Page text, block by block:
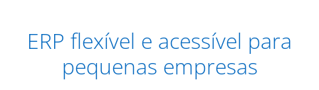
ERP flexível e acessível para
pequenas empresas